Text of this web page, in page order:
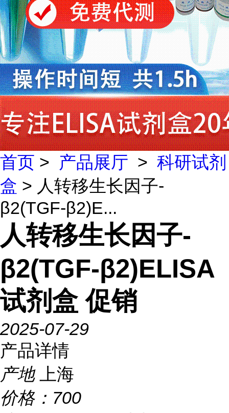
首页 > 产品展厅 > 科研试剂
盒 > 人转移生长因子-
β2(TGF-β2)E...
人转移生长因子-
β2(TGF-β2)ELISA
试剂盒 促销
2025-07-29
产品详情
产地
上海
价格： 700